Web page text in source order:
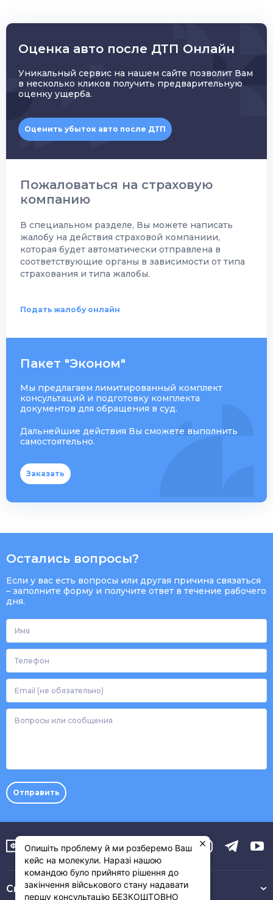
Оценка авто после ДТП Онлайн
Уникальный сервис на нашем сайте позволит Вам
в несколько кликов получить предварительную
оценку ущерба.
Оценить убыток авто после ДТП
Пожаловаться на страховую
компанию
В специальном разделе, Вы можете написать
жалобу на действия страховой компаниии,
которая будет автоматически отправлена в
соответствующие органы в зависимости от типа
страхования и типа жалобы.
Подать жалобу онлайн
Пакет "Эконом"
Мы предлагаем лимитированный комплект
консультаций и подготовку комплекта
документов для обращения в суд.
Дальнейшие действия Вы сможете выполнить
самостоятельно.
Заказать
Остались вопросы?
Если у вас есть вопросы или другая причина связаться
– заполните форму и получите ответ в течение рабочего
дня.
Имя
*
Телефон
*
Email
(не
обязательно)
Вопросы
Отправить
Связь с нами :
Опишіть проблему й ми розберемо Ваш
кейс на молекули. Наразі нашою
командою було прийнято рішення до
закінчення військового стану надавати
першу консультацію БЕЗКОШТОВНО